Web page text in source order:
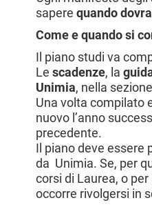
sapere quando
Come e quando si
Il piano studi va
Le scadenze, la
Unimia, nella
Una volta compilato
nuovo l’anno
precedente.
Il piano deve essere
da Unimia. Se, per
corsi di Laurea, o
occorre rivolgersi in